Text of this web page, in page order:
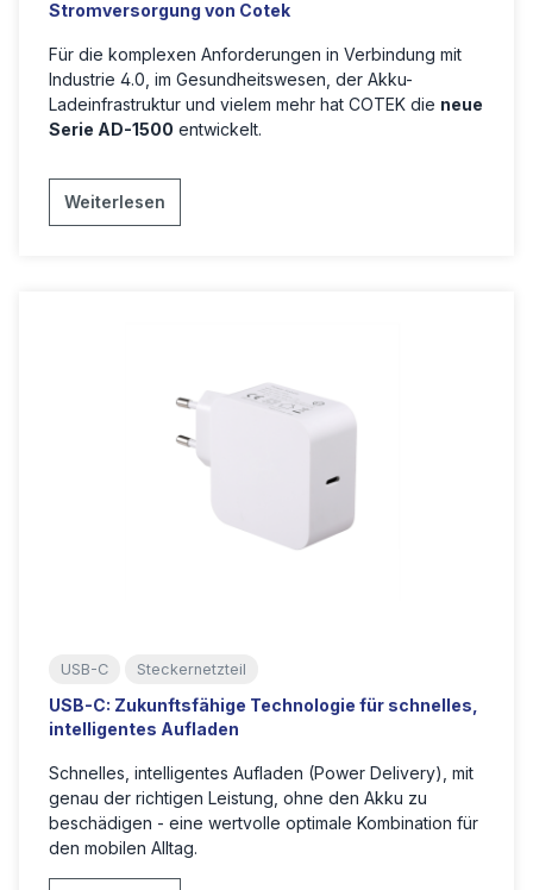
Stromversorgung von Cotek
Für die komplexen Anforderungen in Verbindung mit
Industrie 4.0, im Gesundheitswesen, der Akku-
Ladeinfrastruktur und vielem mehr hat COTEK die neue
Serie AD-1500 entwickelt.
Weiterlesen
USB-C Steckernetzteil
USB-C: Zukunftsfähige Technologie für schnelles,
intelligentes Aufladen
Schnelles, intelligentes Aufladen (Power Delivery), mit
genau der richtigen Leistung, ohne den Akku zu
beschädigen - eine wertvolle optimale Kombination für
den mobilen Alltag.